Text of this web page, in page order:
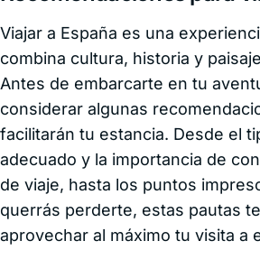
Viajar a España es una
combina cultura, historia y
Antes de embarcarte en tu
considerar algunas
facilitarán tu estancia. Desde el
adecuado y la importancia de
de viaje, hasta los puntos
querrás perderte, estas pautas
aprovechar al máximo tu visita a